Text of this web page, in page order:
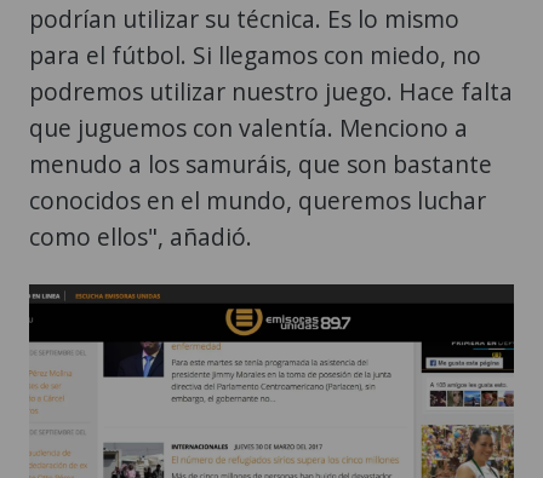
podrían utilizar su técnica. Es lo mismo
para el fútbol. Si llegamos con miedo, no
podremos utilizar nuestro juego. Hace falta
que juguemos con valentía. Menciono a
menudo a los samuráis, que son bastante
conocidos en el mundo, queremos luchar
como ellos", añadió.